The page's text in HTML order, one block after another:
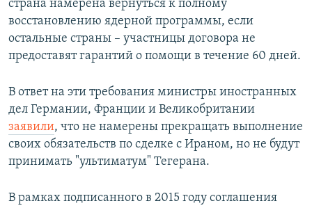
страна намерена вернуться к полному
восстановлению ядерной программы, если
остальные страны – участницы договора не
предоставят гарантий о помощи в течение 60 дней.
В ответ на эти требования министры иностранных
дел Германии, Франции и Великобритании
заявили, что не намерены прекращать выполнение
своих обязательств по сделке с Ираном, но не будут
принимать "ультиматум" Тегерана.
В рамках подписанного в 2015 году соглашения